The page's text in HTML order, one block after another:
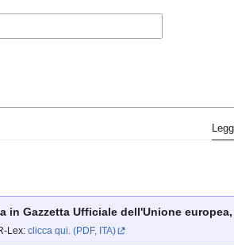
Gazzetta Ufficiale dell'Unione
Lex: clicca qui. (PDF, ITA)